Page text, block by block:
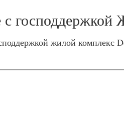
с
жилой комплекс